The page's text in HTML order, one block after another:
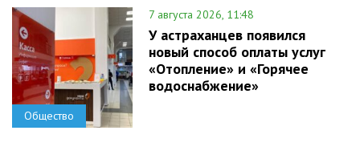
Общество
7 августа 2026, 11:48
У астраханцев появился
новый способ оплаты услуг
«Отопление» и «Горячее
водоснабжение»